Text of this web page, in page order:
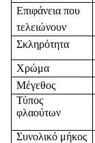
Επιφάνεια που
τελειώνουν
Σκληρότητα
Χρώμα
Μέγεθος
Τύπος
φλαούτων
Συνολικό μήκος